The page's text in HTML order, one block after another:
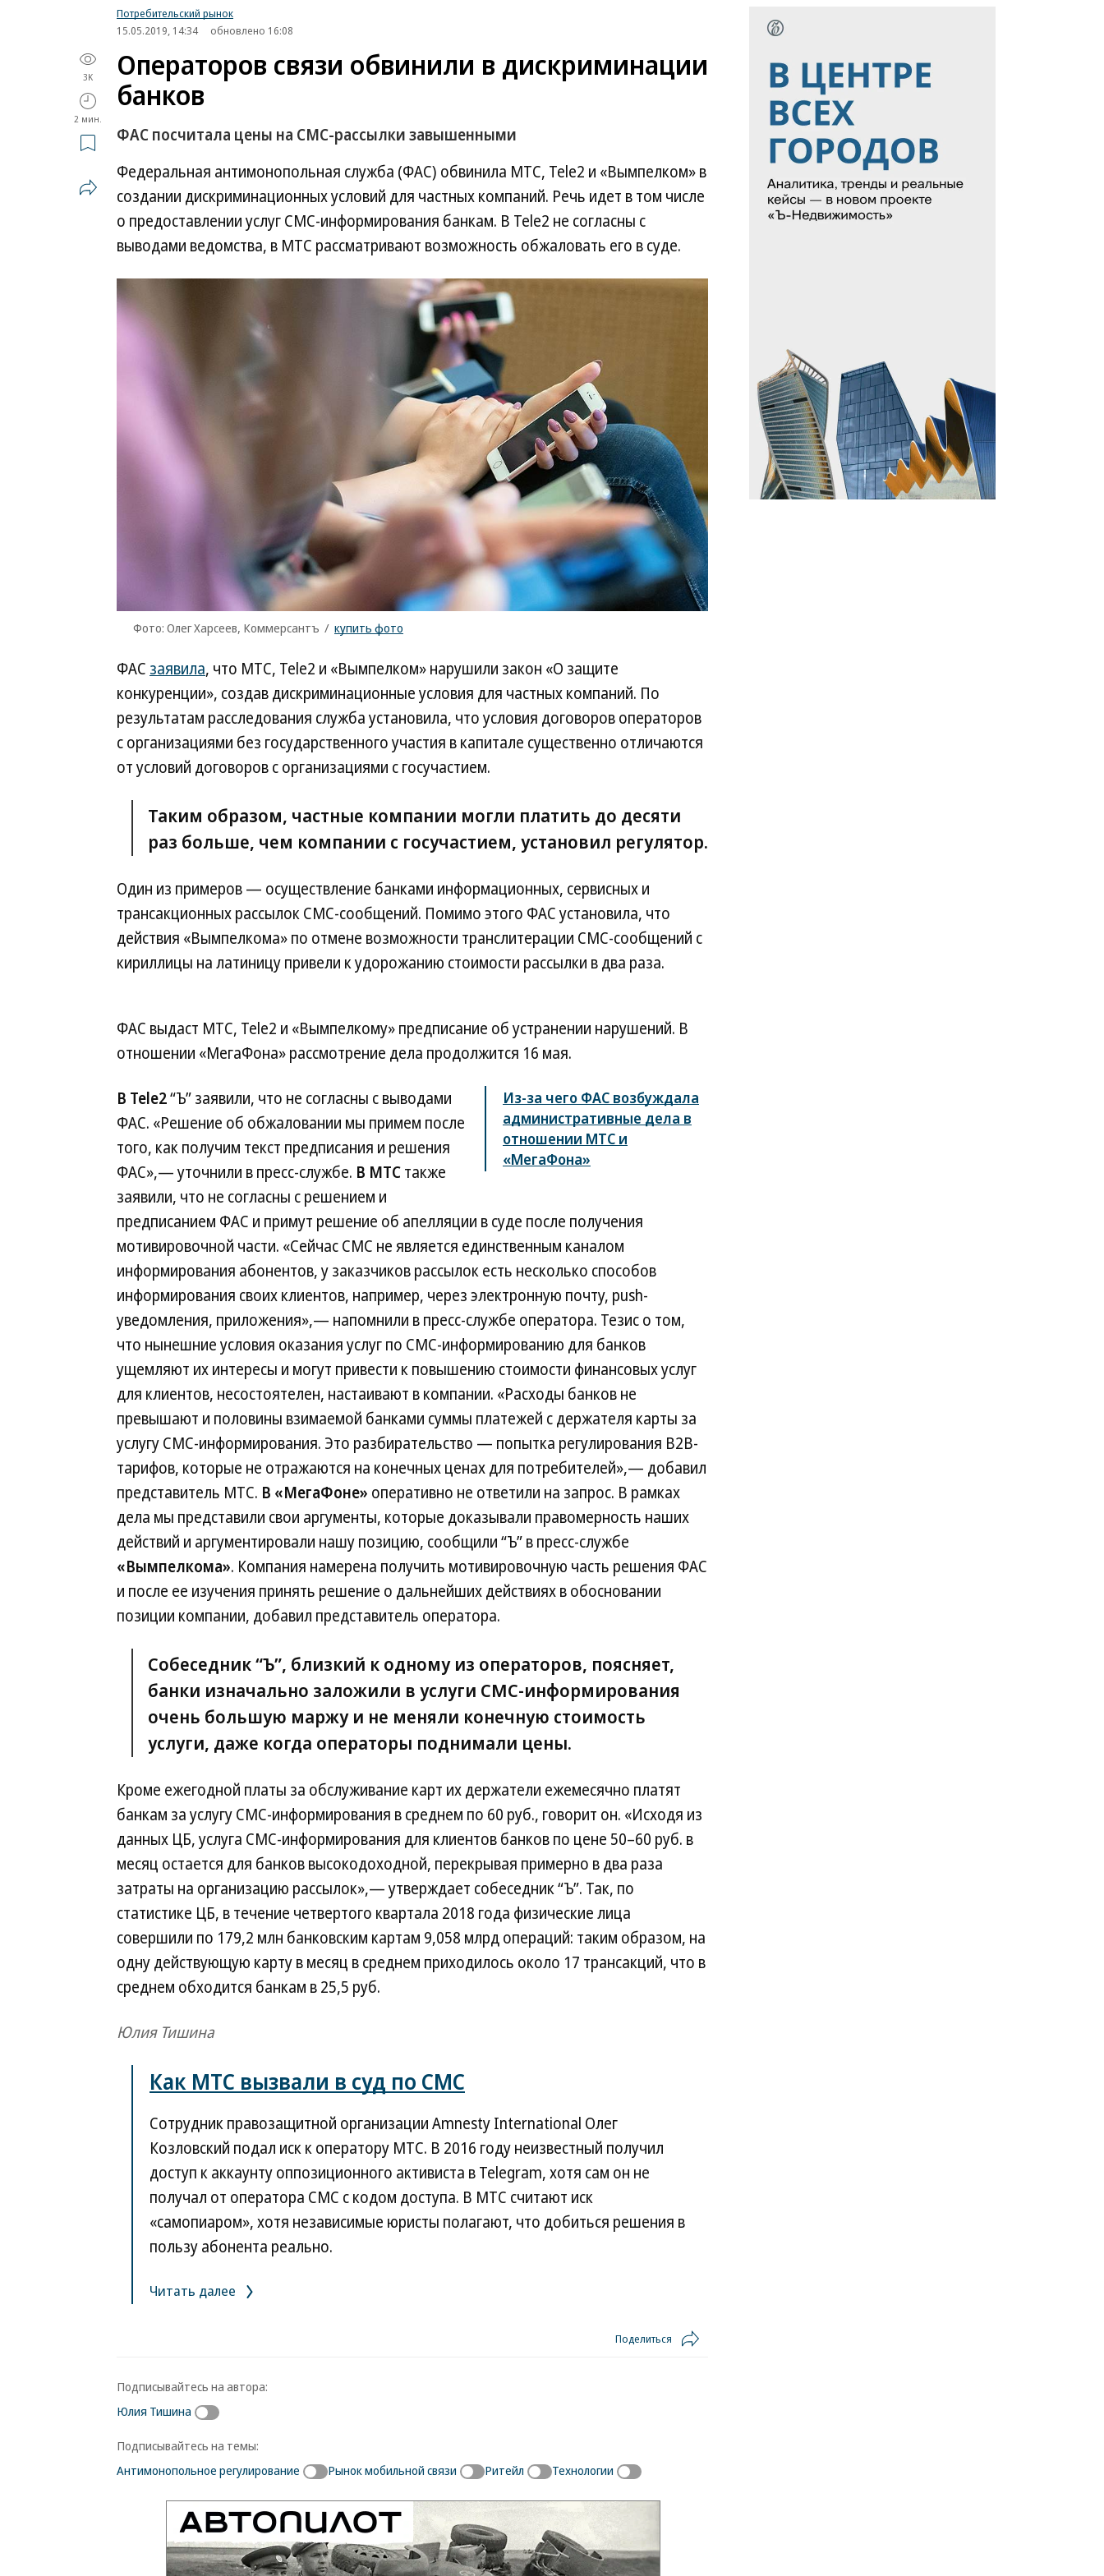
Потребительский рынок
15.05.2019, 14:34
обновлено 16:08
3K
2 мин.
Операторов связи обвинили в дискриминации
банков
ФАС посчитала цены на СМС-рассылки завышенными
Федеральная антимонопольная служба (ФАС) обвинила МТС, Tele2 и «Вымпелком» в
создании дискриминационных условий для частных компаний. Речь идет в том числе
о предоставлении услуг СМС-информирования банкам. В Tele2 не согласны с
выводами ведомства, в МТС рассматривают возможность обжаловать его в суде.
Фото: Олег Харсеев, Коммерсантъ / купить фото
ФАС заявила, что МТС, Tele2 и «Вымпелком» нарушили закон «О защите
конкуренции», создав дискриминационные условия для частных компаний. По
результатам расследования служба установила, что условия договоров операторов
с организациями без государственного участия в капитале существенно отличаются
от условий договоров с организациями с госучастием.
Таким образом, частные компании могли платить до десяти
раз больше, чем компании с госучастием, установил регулятор.
Один из примеров — осуществление банками информационных, сервисных и
трансакционных рассылок СМС-сообщений. Помимо этого ФАС установила, что
действия «Вымпелкома» по отмене возможности транслитерации СМС-сообщений с
кириллицы на латиницу привели к удорожанию стоимости рассылки в два раза.
ФАС выдаст МТС, Tele2 и «Вымпелкому» предписание об устранении нарушений. В
отношении «МегаФона» рассмотрение дела продолжится 16 мая.
Из-за чего ФАС возбуждала
административные дела в
отношении МТС и
«МегаФона»
В Tele2“Ъ” заявили, что не согласны с выводами
ФАС. «Решение об обжаловании мы примем после
того, как получим текст предписания и решения
ФАС»,— уточнили в пресс-службе. В МТСтакже
заявили, что не согласны с решением и
предписанием ФАС и примут решение об апелляции в суде после получения
мотивировочной части. «Сейчас СМС не является единственным каналом
информирования абонентов, у заказчиков рассылок есть несколько способов
информирования своих клиентов, например, через электронную почту, push-
уведомления, приложения»,— напомнили в пресс-службе оператора. Тезис о том,
что нынешние условия оказания услуг по СМС-информированию для банков
ущемляют их интересы и могут привести к повышению стоимости финансовых услуг
для клиентов, несостоятелен, настаивают в компании. «Расходы банков не
превышают и половины взимаемой банками суммы платежей с держателя карты за
услугу СМС-информирования. Это разбирательство — попытка регулирования B2B-
тарифов, которые не отражаются на конечных ценах для потребителей»,— добавил
представитель МТС. В «МегаФоне» оперативно не ответили на запрос. В рамках
дела мы представили свои аргументы, которые доказывали правомерность наших
действий и аргументировали нашу позицию, сообщили “Ъ” в пресс-службе
«Вымпелкома». Компания намерена получить мотивировочную часть решения ФАС
и после ее изучения принять решение о дальнейших действиях в обосновании
позиции компании, добавил представитель оператора.
Собеседник “Ъ”, близкий к одному из операторов, поясняет,
банки изначально заложили в услуги СМС-информирования
очень большую маржу и не меняли конечную стоимость
услуги, даже когда операторы поднимали цены.
Кроме ежегодной платы за обслуживание карт их держатели ежемесячно платят
банкам за услугу СМС-информирования в среднем по 60 руб., говорит он. «Исходя из
данных ЦБ, услуга СМС-информирования для клиентов банков по цене 50–60 руб. в
месяц остается для банков высокодоходной, перекрывая примерно в два раза
затраты на организацию рассылок»,— утверждает собеседник “Ъ”. Так, по
статистике ЦБ, в течение четвертого квартала 2018 года физические лица
совершили по 179,2 млн банковским картам 9,058 млрд операций: таким образом, на
одну действующую карту в месяц в среднем приходилось около 17 трансакций, что в
среднем обходится банкам в 25,5 руб.
Юлия Тишина
Как МТС вызвали в суд по СМС
Сотрудник правозащитной организации Amnesty International Олег
Козловский подал иск к оператору МТС. В 2016 году неизвестный получил
доступ к аккаунту оппозиционного активиста в Telegram, хотя сам он не
получал от оператора СМС с кодом доступа. В МТС считают иск
«самопиаром», хотя независимые юристы полагают, что добиться решения в
пользу абонента реально.
Читать далее
Поделиться
Подписывайтесь на автора:
Юлия Тишина
Подписывайтесь на темы:
Антимонопольное регулирование
Рынок мобильной связи Ритейл Технологии